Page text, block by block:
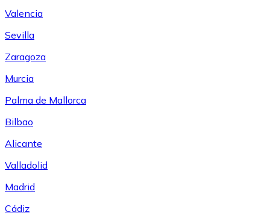
Valencia
Sevilla
Zaragoza
Murcia
Palma de Mallorca
Bilbao
Alicante
Valladolid
Madrid
Cádiz